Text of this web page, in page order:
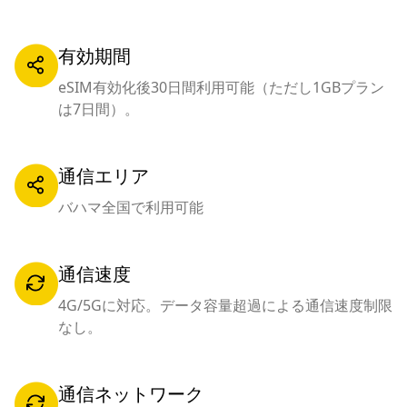
有効期間
eSIM有効化後30日間利用可能（ただし1GBプラン
は7日間）。
通信エリア
バハマ全国で利用可能
通信速度
4G/5Gに対応。データ容量超過による通信速度制限
なし。
通信ネットワーク